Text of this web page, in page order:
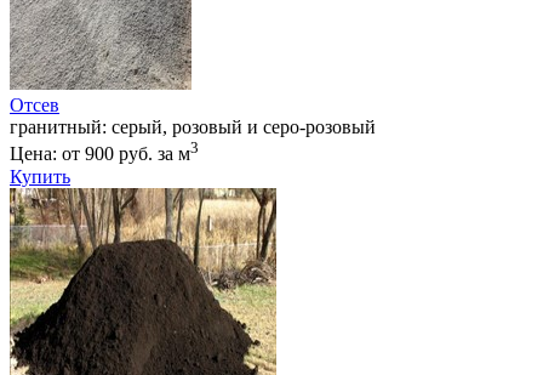
Отсев
гранитный: серый, розовый и серо-розовый
Цена: от 900 руб. за м3
Купить